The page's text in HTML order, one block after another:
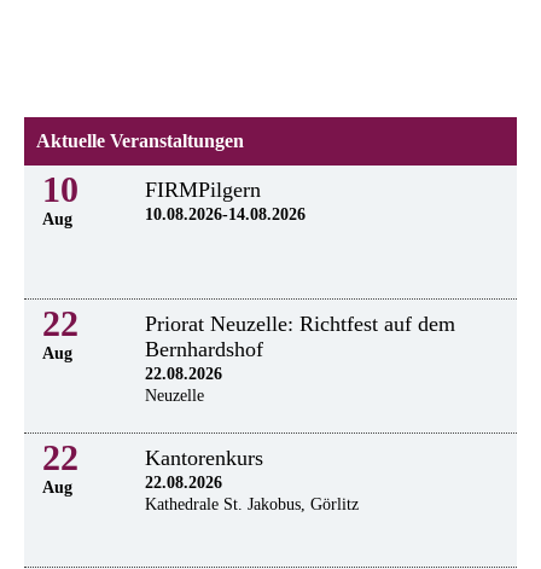
Aktuelle Veranstaltungen
10
Aug
FIRMPilgern
10.08.2026-14.08.2026
22
Aug
Priorat Neuzelle: Richtfest auf dem
Bernhardshof
22.08.2026
Neuzelle
22
Aug
Kantorenkurs
22.08.2026
Kathedrale St. Jakobus, Görlitz